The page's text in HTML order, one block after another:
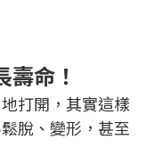
命！
打開，其實這樣
脫、變形，甚至